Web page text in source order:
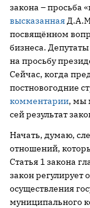
закона – просьба
высказанная
посвящённом
бизнеса. Депутаты
на просьбу
Сейчас, когда
постновогодние
комментарии, мы
сей результат
Начать, думаю,
отношений,
Статья 1 закона
закон регулирует
осуществления
муниципального